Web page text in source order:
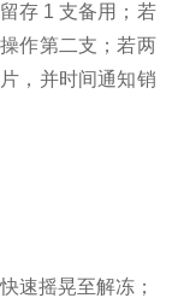
存 1 支备用；若
作第二支；若两
，并时间通知销
速摇晃至解冻；